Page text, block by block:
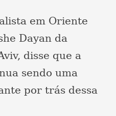
em Oriente
Dayan da
disse que a
sendo uma
por trás dessa